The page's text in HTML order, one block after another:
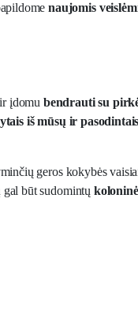
naujomis
įdomu bendrauti su
iš mūsų ir
geros kokybės
gal būt sudomintų